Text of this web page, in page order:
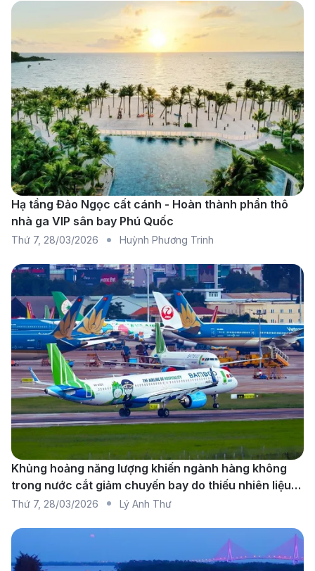
Vancouver - Thành phố đẹp và đa dạng nhất của
Các hãng hàng không khai thác
chuyến bay đi Vancouver
Hạ tầng Đảo Ngọc cất cánh - Hoàn thành phần thô
nhà ga VIP sân bay Phú Quốc
Thứ 7, 28/03/2026 Huỳnh Phương Trinh
Khủng hoảng năng lượng khiến ngành hàng không
trong nước cắt giảm chuyến bay do thiếu nhiên liệu
diện rộng
Thứ 7, 28/03/2026 Lý Anh Thư